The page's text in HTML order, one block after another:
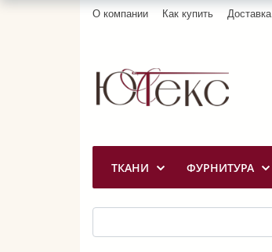
О компании Как купить Доставка
ТКАНИ ФУРНИТУРА